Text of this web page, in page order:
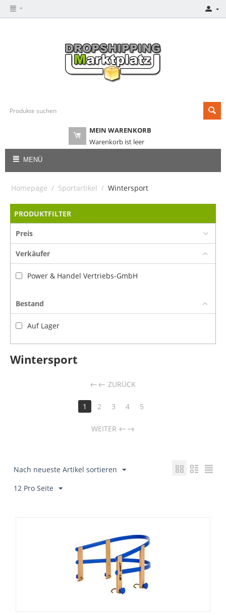
MEIN WARENKORB
Warenkorb ist leer
MENÜ
Homepage / Sportartikel / Wintersport
PRODUKTFILTER
Preis
Verkäufer
Power & Handel Vertriebs-GmbH
Bestand
Auf Lager
Wintersport
← ZURÜCK
1 2 3 4 5
WEITER →
Nach neueste Artikel sortieren
12 Pro Seite